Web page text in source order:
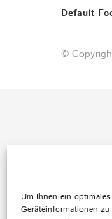
Um Ihnen ein
Geräteinformationen
Default
©